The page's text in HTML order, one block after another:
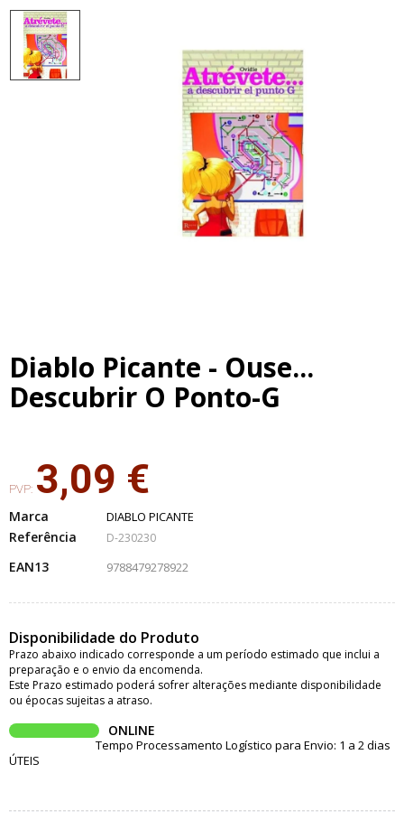
Diablo Picante - Ouse...
Descubrir O Ponto-G
PVP: 3,09 €
Marca DIABLO PICANTE
Referência D-230230
EAN13 9788479278922
Disponibilidade do Produto
Prazo abaixo indicado corresponde a um período estimado que inclui a
preparação e o envio da encomenda.
Este Prazo estimado poderá sofrer alterações mediante disponibilidade
ou épocas sujeitas a atraso.
ONLINE
Tempo Processamento Logístico para Envio: 1 a 2 dias
ÚTEIS